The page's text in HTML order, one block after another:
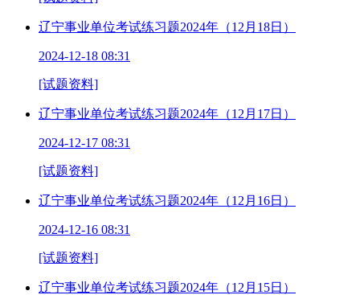
辽宁事业单位考试练习题2024年（12月18日）
2024-12-18 08:31
[试题资料]
辽宁事业单位考试练习题2024年（12月17日）
2024-12-17 08:31
[试题资料]
辽宁事业单位考试练习题2024年（12月16日）
2024-12-16 08:31
[试题资料]
辽宁事业单位考试练习题2024年（12月15日）